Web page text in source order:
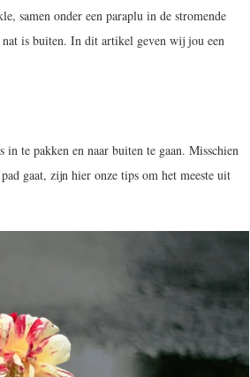
samen onder een paraplu in de stromende
is buiten. In dit artikel geven wij jou een
te pakken en naar buiten te gaan. Misschien
gaat, zijn hier onze tips om het meeste uit